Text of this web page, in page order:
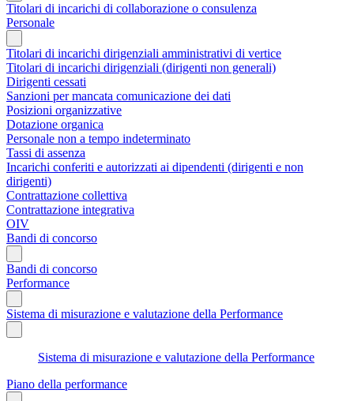
Titolari di incarichi di collaborazione o consulenza
Personale
Titolari di incarichi dirigenziali amministrativi di vertice
Titolari di incarichi dirigenziali (dirigenti non generali)
Dirigenti cessati
Sanzioni per mancata comunicazione dei dati
Posizioni organizzative
Dotazione organica
Personale non a tempo indeterminato
Tassi di assenza
Incarichi conferiti e autorizzati ai dipendenti (dirigenti e non
dirigenti)
Contrattazione collettiva
Contrattazione integrativa
OIV
Bandi di concorso
Bandi di concorso
Performance
Sistema di misurazione e valutazione della Performance
Sistema di misurazione e valutazione della Performance
Piano della performance